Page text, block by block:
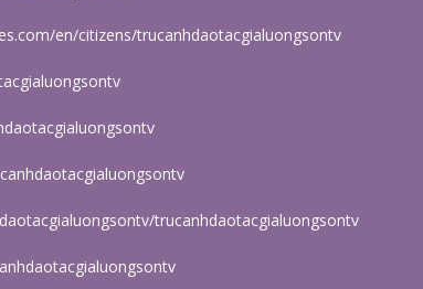
en/citizens/trucanhdaotacgialuongsontv
trucanhdaotacgialuongsontv